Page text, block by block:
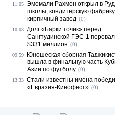
11:05 Эмомали Рахмон открыл в
школы, кондитерскую фабрику
кирпичный завод (0)
10:03 Долг «Барки точик» перед
Сангтудинской ГЭС-1
$331 миллион (0)
09:59
Юношеская сборная
вышла в финальную часть
Азии по футболу (0)
13:33 Стали известны имена
«Евразия-Кинофест» (0)